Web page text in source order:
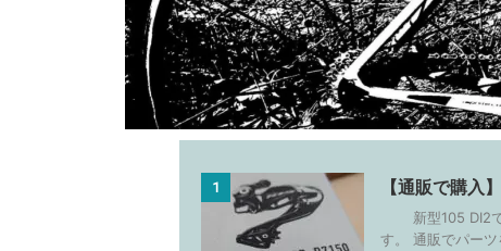
1 【通販で購
新型105 DI2で
す。 通販でパー